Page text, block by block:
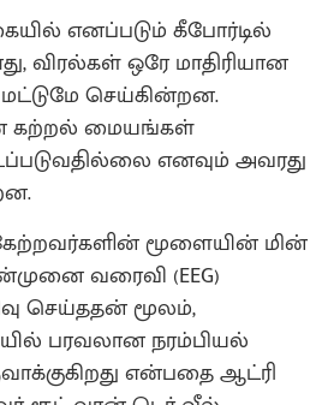
எனப்படும் கீபோர்டில்
விரல்கள் ஒரே மாதிரியான
செய்கின்றன.
கற்றல் மையங்கள்
எனவும் அவரது
மூளையின் மின்
வரைவி (EEG)
செய்ததன் மூலம்,
பரவலான நரம்பியல்
என்பதை ஆட்ரி